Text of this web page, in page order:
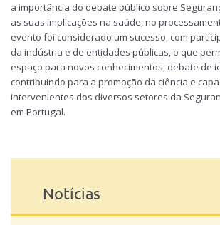
a importância do debate público sobre
as suas implicações na saúde, no
evento foi considerado um sucesso, com
da indústria e de entidades públicas, o que
espaço para novos conhecimentos, debate de
contribuindo para a promoção da ciência e
intervenientes dos diversos setores da
em Portugal.
+Info / Galeria
Notícias